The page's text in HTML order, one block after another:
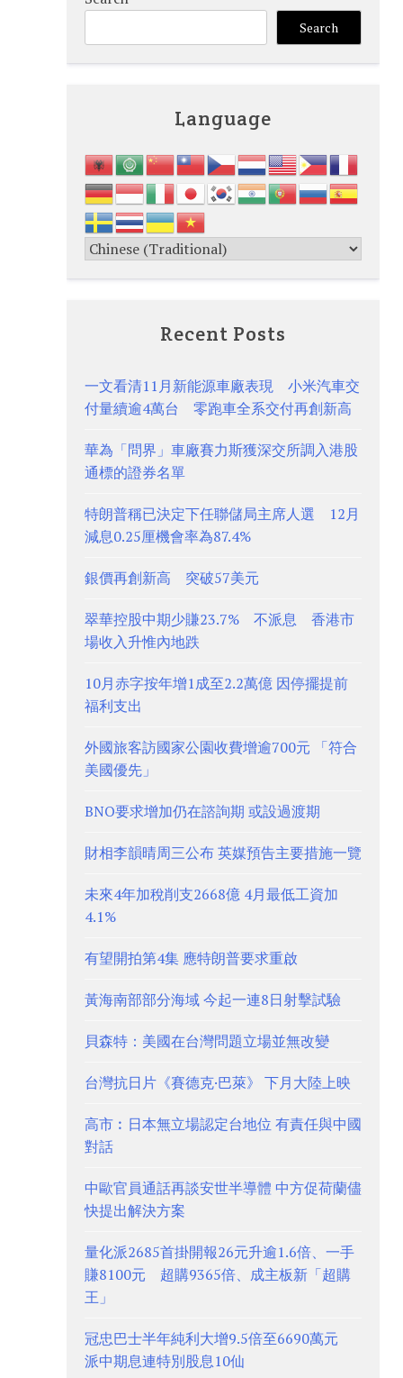
Search
Language
Recent Posts
一文看清11月新能源車廠表現 小米汽車交
付量續逾4萬台 零跑車全系交付再創新高
華為「問界」車廠賽力斯獲深交所調入港股
通標的證券名單
特朗普稱已決定下任聯儲局主席人選 12月
減息0.25厘機會率為87.4%
銀價再創新高 突破57美元
翠華控股中期少賺23.7% 不派息 香港市
場收入升惟內地跌
10月赤字按年增1成至2.2萬億 因停擺提前
福利支出
外國旅客訪國家公園收費增逾700元 「符合
美國優先」
BNO要求增加仍在諮詢期 或設過渡期
財相李韻晴周三公布 英媒預告主要措施一覽
未來4年加稅削支2668億 4月最低工資加
4.1%
有望開拍第4集 應特朗普要求重啟
黃海南部部分海域 今起一連8日射擊試驗
貝森特：美國在台灣問題立場並無改變
台灣抗日片《賽德克·巴萊》 下月大陸上映
高市︰日本無立場認定台地位 有責任與中國
對話
中歐官員通話再談安世半導體 中方促荷蘭儘
快提出解決方案
量化派2685首掛開報26元升逾1.6倍、一手
賺8100元 超購9365倍、成主板新「超購
王」
冠忠巴士半年純利大增9.5倍至6690萬元
派中期息連特別股息10仙